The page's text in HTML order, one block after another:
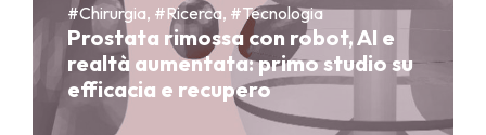
#Chirurgia, #Ricerca, #Tecnologia
Prostata rimossa con robot, AI e
realtà aumentata: primo studio su
efficacia e recupero